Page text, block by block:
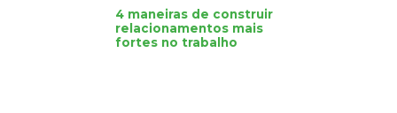
4 maneiras de construir
relacionamentos mais
fortes no trabalho